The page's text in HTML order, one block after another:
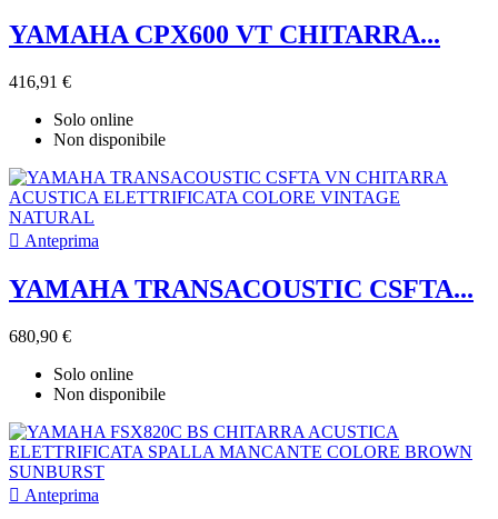
YAMAHA CPX600 VT CHITARRA...
416,91 €
Solo online
Non disponibile
 Anteprima
YAMAHA TRANSACOUSTIC CSFTA...
680,90 €
Solo online
Non disponibile
 Anteprima